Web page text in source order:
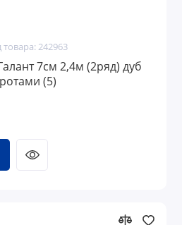
товара: 242963
7см 2,4м (2ряд) дуб
(5)